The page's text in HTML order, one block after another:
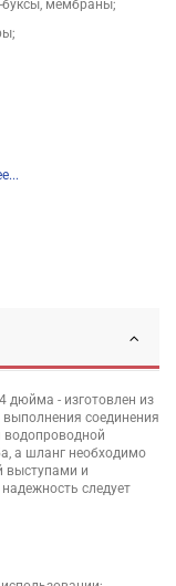
мембраны;
дюйма - изготовлен из
выполнения соединения
водопроводной
а шланг необходимо
выступами и
следует